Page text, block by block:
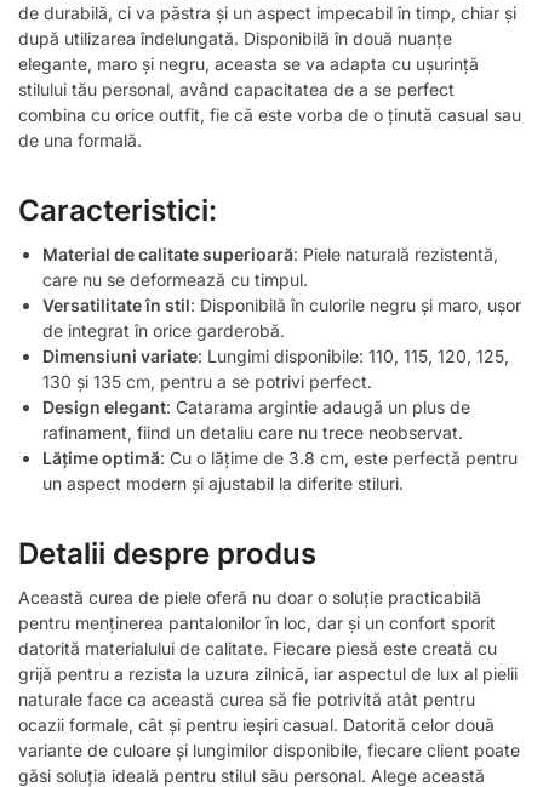
de durabilă, ci va păstra și un aspect impecabil în timp, chiar și
după utilizarea îndelungată. Disponibilă în două nuanțe
elegante, maro și negru, aceasta se va adapta cu ușurință
stilului tău personal, având capacitatea de a se perfect
combina cu orice outfit, fie că este vorba de o ținută casual sau
de una formală.
Caracteristici:
Material de calitate superioară: Piele naturală rezistentă,
care nu se deformează cu timpul.
Versatilitate în stil: Disponibilă în culorile negru și maro, ușor
de integrat în orice garderobă.
Dimensiuni variate: Lungimi disponibile: 110, 115, 120, 125,
130 și 135 cm, pentru a se potrivi perfect.
Design elegant: Catarama argintie adaugă un plus de
rafinament, fiind un detaliu care nu trece neobservat.
Lățime optimă: Cu o lățime de 3.8 cm, este perfectă pentru
un aspect modern și ajustabil la diferite stiluri.
Detalii despre produs
Această curea de piele oferă nu doar o soluție practicabilă
pentru menținerea pantalonilor în loc, dar și un confort sporit
datorită materialului de calitate. Fiecare piesă este creată cu
grijă pentru a rezista la uzura zilnică, iar aspectul de lux al pielii
naturale face ca această curea să fie potrivită atât pentru
ocazii formale, cât și pentru ieșiri casual. Datorită celor două
variante de culoare și lungimilor disponibile, fiecare client poate
găsi soluția ideală pentru stilul său personal. Alege această